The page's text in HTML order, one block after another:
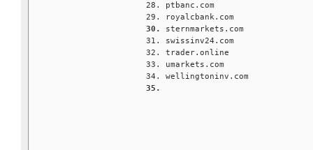
ptbanc.com
royalcbank.com
sternmarkets.com
swissinv24.com
trader.online
umarkets.com
wellingtoninv.com